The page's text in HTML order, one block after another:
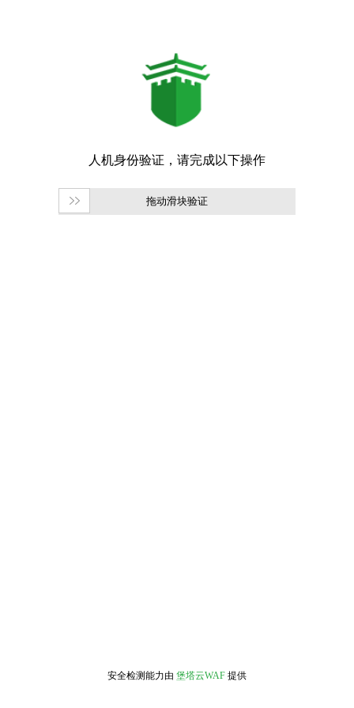
拖动滑块验证
安全检测能力由 堡塔云WAF 提供